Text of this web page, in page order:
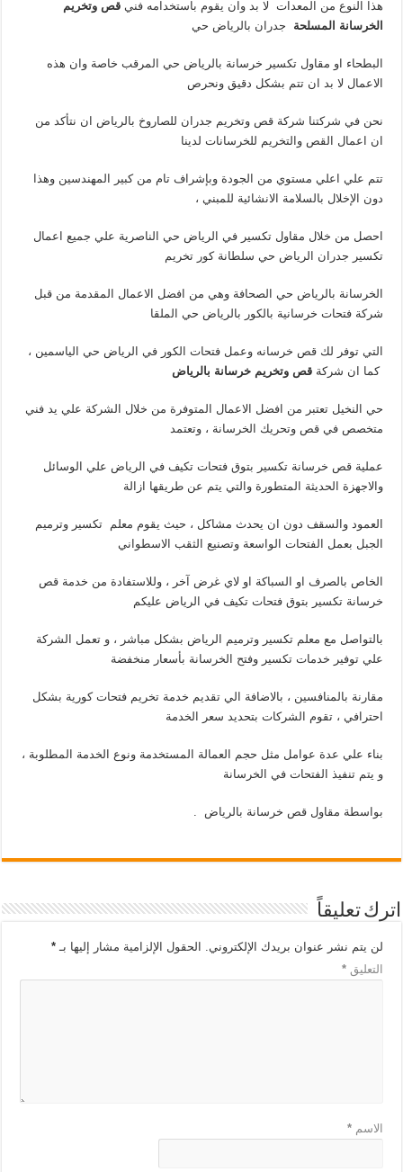
هذا النوع من المعدات لا بد وان يقوم باستخدامه فنيقص وتخريم
الخرسانة المسلحة جدران بالرياض حي
البطحاء او مقاول تكسير خرسانة بالرياض حي المرقب خاصة وان هذه
الاعمال لا بد ان تتم بشكل دقيق ونحرص
نحن في شركتنا شركة قص وتخريم جدران للصاروخ بالرياض ان نتأكد من
ان اعمال القص والتخريم للخرسانات لدينا
تتم علي اعلي مستوي من الجودة وبإشراف تام من كبير المهندسين وهذا
دون الإخلال بالسلامة الانشائية للمبني ،
احصل من خلال مقاول تكسير في الرياض حي الناصرية علي جميع اعمال
تكسير جدران الرياض حي سلطانة كور تخريم
الخرسانة بالرياض حي الصحافة وهي من افضل الاعمال المقدمة من قبل
شركة فتحات خرسانية بالكور بالرياض حي الملقا
التي توفر لك قص خرسانه وعمل فتحات الكور في الرياض حي الياسمين ،
كما ان شركة قص وتخريم خرسانة بالرياض
حي النخيل تعتبر من افضل الاعمال المتوفرة من خلال الشركة علي يد فني
متخصص في قص وتحريك الخرسانة ، وتعتمد
عملية قص خرسانة تكسير بتوق فتحات تكيف في الرياض علي الوسائل
والاجهزة الحديثة المتطورة والتي يتم عن طريقها ازالة
العمود والسقف دون ان يحدث مشاكل ، حيث يقوم معلم تكسير وترميم
الجبل بعمل الفتحات الواسعة وتصنيع الثقب الاسطواني
الخاص بالصرف او السباكة او لاي غرض آخر ، وللاستفادة من خدمة قص
خرسانة تكسير بتوق فتحات تكيف في الرياض عليكم
بالتواصل مع معلم تكسير وترميم الرياض بشكل مباشر ، و تعمل الشركة
علي توفير خدمات تكسير وفتح الخرسانة بأسعار منخفضة
مقارنة بالمنافسين ، بالاضافة الي تقديم خدمة تخريم فتحات كورية بشكل
احترافي ، تقوم الشركات بتحديد سعر الخدمة
بناء علي عدة عوامل مثل حجم العمالة المستخدمة ونوع الخدمة المطلوبة ،
و يتم تنفيذ الفتحات في الخرسانة
بواسطة مقاول قص خرسانة بالرياض .
اترك تعليقاً
لن يتم نشر عنوان بريدك الإلكتروني. الحقول الإلزامية مشار إليها بـ*
التعليق*
الاسم*